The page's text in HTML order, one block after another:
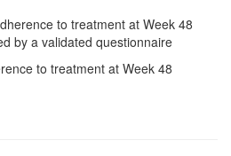
to treatment at Week 48
by a validated questionnaire
to treatment at Week 48